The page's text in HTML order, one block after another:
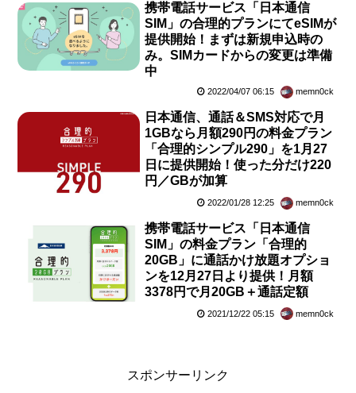
携帯電話サービス「日本通信
SIM」の合理的プランにてeSIMが
提供開始！まずは新規申込時の
み。SIMカードからの変更は準備
中
2022/04/07 06:15 memn0ck
日本通信、通話＆SMS対応で月
1GBなら月額290円の料金プラン
「合理的シンプル290」を1月27
日に提供開始！使った分だけ220
円／GBが加算
2022/01/28 12:25 memn0ck
携帯電話サービス「日本通信
SIM」の料金プラン「合理的
20GB」に通話かけ放題オプショ
ンを12月27日より提供！月額
3378円で月20GB＋通話定額
2021/12/22 05:15 memn0ck
スポンサーリンク